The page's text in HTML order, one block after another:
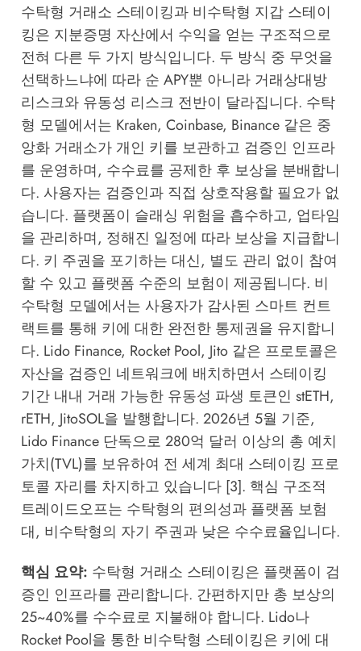
수탁형 거래소 스테이킹과 비수탁형 지갑 스테이
킹은 지분증명 자산에서 수익을 얻는 구조적으로
전혀 다른 두 가지 방식입니다. 두 방식 중 무엇을
선택하느냐에 따라 순 APY뿐 아니라 거래상대방
리스크와 유동성 리스크 전반이 달라집니다. 수탁
형 모델에서는 Kraken, Coinbase, Binance 같은 중
앙화 거래소가 개인 키를 보관하고 검증인 인프라
를 운영하며, 수수료를 공제한 후 보상을 분배합니
다. 사용자는 검증인과 직접 상호작용할 필요가 없
습니다. 플랫폼이 슬래싱 위험을 흡수하고, 업타임
을 관리하며, 정해진 일정에 따라 보상을 지급합니
다. 키 주권을 포기하는 대신, 별도 관리 없이 참여
할 수 있고 플랫폼 수준의 보험이 제공됩니다. 비
수탁형 모델에서는 사용자가 감사된 스마트 컨트
랙트를 통해 키에 대한 완전한 통제권을 유지합니
다. Lido Finance, Rocket Pool, Jito 같은 프로토콜은
자산을 검증인 네트워크에 배치하면서 스테이킹
기간 내내 거래 가능한 유동성 파생 토큰인 stETH,
rETH, JitoSOL을 발행합니다. 2026년 5월 기준,
Lido Finance 단독으로 280억 달러 이상의 총 예치
가치(TVL)를 보유하여 전 세계 최대 스테이킹 프로
토콜 자리를 차지하고 있습니다 [3]. 핵심 구조적
트레이드오프는 수탁형의 편의성과 플랫폼 보험
대, 비수탁형의 자기 주권과 낮은 수수료율입니다.
핵심 요약: 수탁형 거래소 스테이킹은 플랫폼이 검
증인 인프라를 관리합니다. 간편하지만 총 보상의
25~40%를 수수료로 지불해야 합니다. Lido나
Rocket Pool을 통한 비수탁형 스테이킹은 키에 대